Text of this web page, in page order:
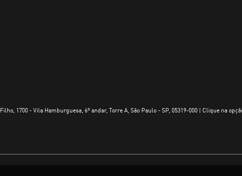
1700 - Vila Hamburguesa, 6º andar, Torre A, São Paulo - SP, 05319-000 | Clique na